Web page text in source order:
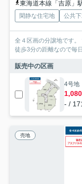
東海道本線「吉原」
閑静な住宅地 公共
全４区画の分譲地です
徒歩3分の距離なので毎
販売中の区画
4号地
- /
売地